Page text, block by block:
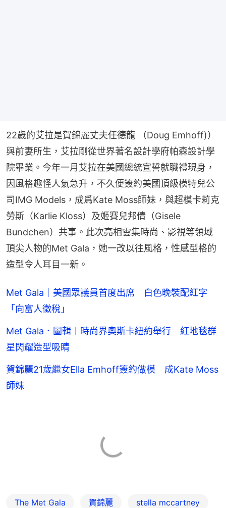
22歲的艾拉是賀錦麗丈夫任德龍 （Doug Emhoff)）
與前妻所生，艾拉剛從世界著名設計學府帕森設計學
院畢業。今年一月艾拉在美國總統宣誓就職禮現身，
因風格趣怪人氣急升，不久便簽約美國頂級模特兒公
司IMG Models，成爲Kate Moss師妹，與超模卡莉克
勞斯（Karlie Kloss）及姬賽兒邦倩（Gisele
Bundchen）共事。此次亮相雲集時尚、影視等領域
頂尖人物的Met Gala，她一改以往風格，性感型格的
造型令人耳目一新。
Met Gala｜美國眾議員首度出席 白色晚裝配紅字
「向富人徵稅」
Met Gala．圖輯︱時尚界奧斯卡紐約舉行 紅地毯群
星閃耀造型吸睛
賀錦麗21歲繼女Ella Emhoff簽約做模 成Kate Moss
師妹
The Met Gala 賀錦麗 stella mccartney